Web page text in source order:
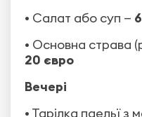
• Салат або суп —
• Основна страва
20 євро
Вечері
• Тарілка паельї з